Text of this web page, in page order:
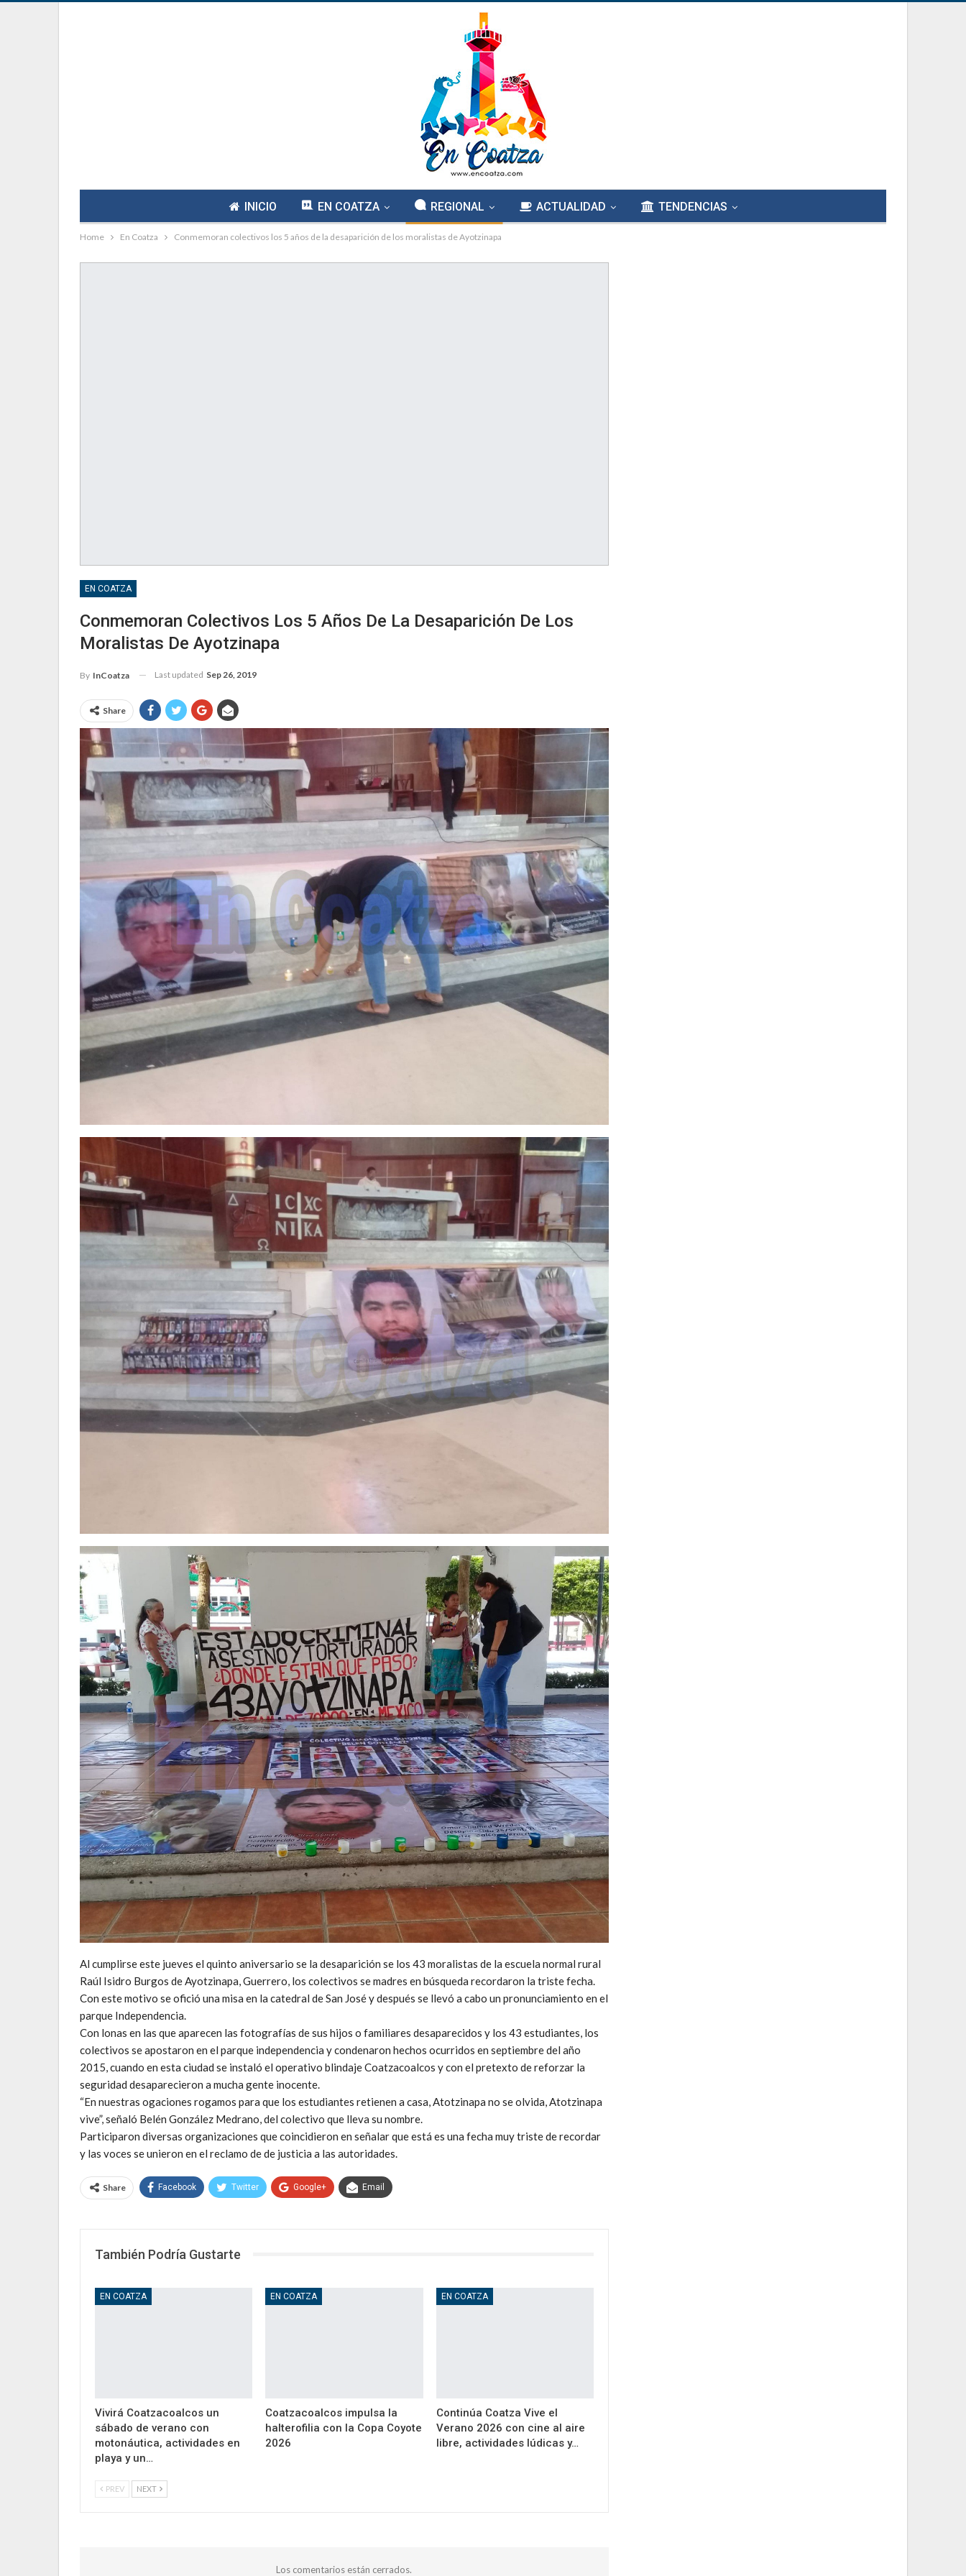
INICIO EN COATZA REGIONAL ACTUALIDAD TENDENCIAS
Home En Coatza Conmemoran colectivos los 5 años de la desaparición de los moralistas de Ayotzinapa
EN COATZA
Conmemoran Colectivos Los 5 Años De La Desaparición De Los
Moralistas De Ayotzinapa
By InCoatza Last updated Sep 26, 2019
Share
Al cumplirse este jueves el quinto aniversario se la desaparición se los 43 moralistas de la escuela normal rural
Raúl Isidro Burgos de Ayotzinapa, Guerrero, los colectivos se madres en búsqueda recordaron la triste fecha.
Con este motivo se ofició una misa en la catedral de San José y después se llevó a cabo un pronunciamiento en el
parque Independencia.
Con lonas en las que aparecen las fotografías de sus hijos o familiares desaparecidos y los 43 estudiantes, los
colectivos se apostaron en el parque independencia y condenaron hechos ocurridos en septiembre del año
2015, cuando en esta ciudad se instaló el operativo blindaje Coatzacoalcos y con el pretexto de reforzar la
seguridad desaparecieron a mucha gente inocente.
“En nuestras ogaciones rogamos para que los estudiantes retienen a casa, Atotzinapa no se olvida, Atotzinapa
vive”, señaló Belén González Medrano, del colectivo que lleva su nombre.
Participaron diversas organizaciones que coincidieron en señalar que está es una fecha muy triste de recordar
y las voces se unieron en el reclamo de de justicia a las autoridades.
Share Facebook Twitter Google+ Email
También Podría Gustarte
EN COATZA
Vivirá Coatzacoalcos un
sábado de verano con
motonáutica, actividades en
playa y un…
EN COATZA
Coatzacoalcos impulsa la
halterofilia con la Copa Coyote
2026
EN COATZA
Continúa Coatza Vive el
Verano 2026 con cine al aire
libre, actividades lúdicas y…
PREV NEXT
Los comentarios están cerrados.